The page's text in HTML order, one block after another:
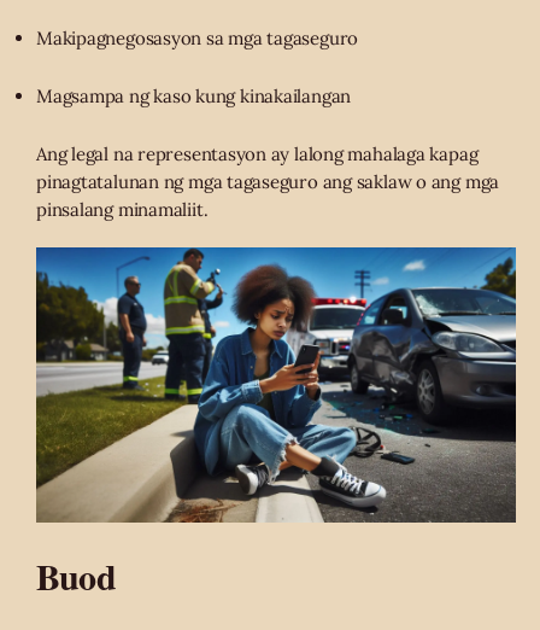
Makipagnegosasyon sa mga tagaseguro
Magsampa ng kaso kung kinakailangan
Ang legal na representasyon ay lalong mahalaga kapag
pinagtatalunan ng mga tagaseguro ang saklaw o ang mga
pinsalang minamaliit.
Buod